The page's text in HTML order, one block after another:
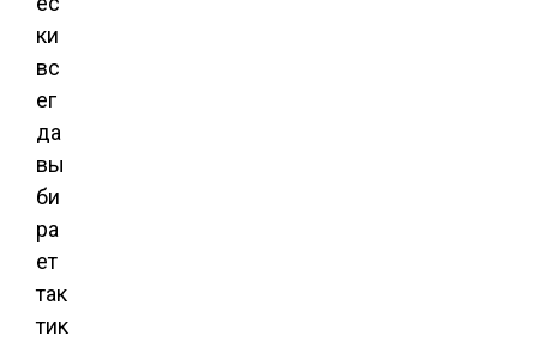
ки
вс
ег
да
вы
би
ра
ет
так
тик